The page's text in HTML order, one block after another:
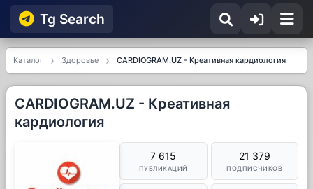
Tg Searсh
Каталог Здоровье CARDIOGRAM.UZ - Креативная кардиология
CARDIOGRAM.UZ - Креативная
кардиология
7 615
ПУБЛИКАЦИЙ
21 379
ПОДПИСЧИКОВ